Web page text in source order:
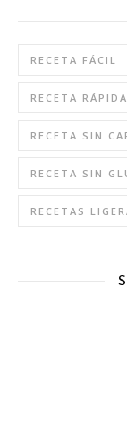
RECETA FÁCIL
RECETA RÁPIDA
RECETA SIN
RECETA SIN
RECETAS